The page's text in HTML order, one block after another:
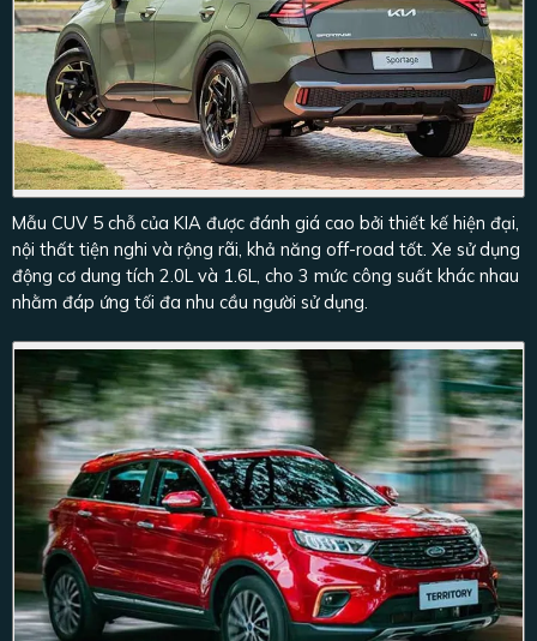
Mẫu CUV 5 chỗ của KIA được đánh giá cao bởi thiết kế hiện đại,
nội thất tiện nghi và rộng rãi, khả năng off-road tốt. Xe sử dụng
động cơ dung tích 2.0L và 1.6L, cho 3 mức công suất khác nhau
nhằm đáp ứng tối đa nhu cầu người sử dụng.